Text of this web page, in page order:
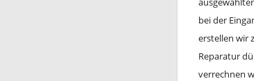
bei der
erstellen wir
Reparatur
verrechnen